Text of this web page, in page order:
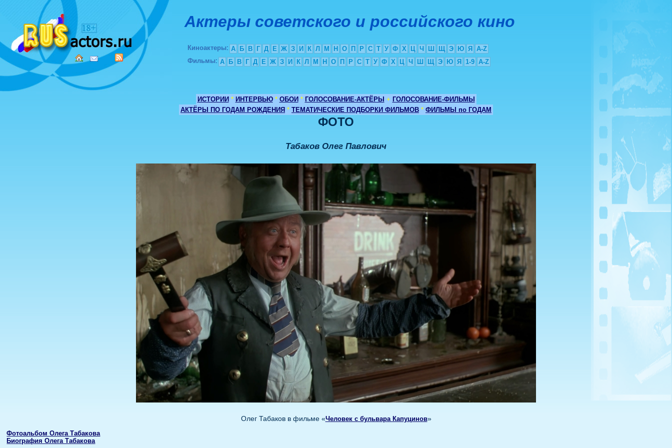
Актеры советского и российского кино
Киноактеры: А Б В Г Д Е Ж З И К Л М Н О П Р С Т У Ф Х Ц Ч Ш Щ Э Ю Я
A-Z
Фильмы: А Б В Г Д Е Ж З И К Л М Н О П Р С Т У Ф Х Ц Ч Ш Щ Э Ю Я 1-9 A-Z
ИСТОРИИ * ИНТЕРВЬЮ * ОБОИ * ГОЛОСОВАНИЕ-АКТЁРЫ + ГОЛОСОВАНИЕ-ФИЛЬМЫ
АКТЁРЫ ПО ГОДАМ РОЖДЕНИЯ * ТЕМАТИЧЕСКИЕ ПОДБОРКИ ФИЛЬМОВ * ФИЛЬМЫ по ГОДАМ
ФОТО
Табаков Олег Павлович
Олег Табаков в фильме «Человек с бульвара Капуцинов»
Фотоальбом Олега Табакова
Биография Олега Табакова